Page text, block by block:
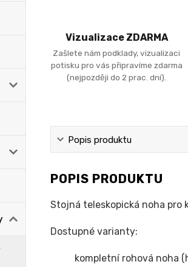
Vizualizace ZDARMA
Zašlete nám podklady, vizualizaci
potisku pro vás připravíme zdarma
(nejpozději do 2 prac. dní).
Popis produktu
POPIS PRODUKTU
Stojná teleskopická noha pro
Dostupné varianty:
kompletní rohová noha